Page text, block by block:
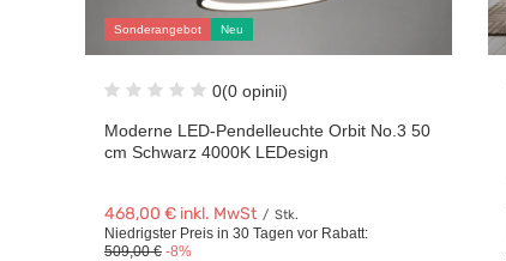
Sonderangebot Neu
0(0 opinii)
Moderne LED-Pendelleuchte Orbit No.3 50
cm Schwarz 4000K LEDesign
468,00 € inkl. MwSt / Stk.
Niedrigster Preis in 30 Tagen vor Rabatt:
509,00 € -8%